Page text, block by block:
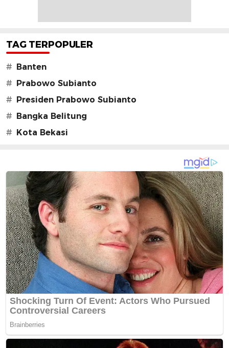
TAG TERPOPULER
# Banten
# Prabowo Subianto
# Presiden Prabowo Subianto
# Bangka Belitung
# Kota Bekasi